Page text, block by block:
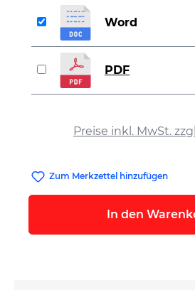
Preise inkl. MwSt.
Word
PDF
Zum Merkzettel hinzufügen
In den